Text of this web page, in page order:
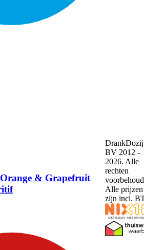
& Grapefruit
BV 2012 -
2026. Alle
rechten
Alle prijzen
zijn incl.